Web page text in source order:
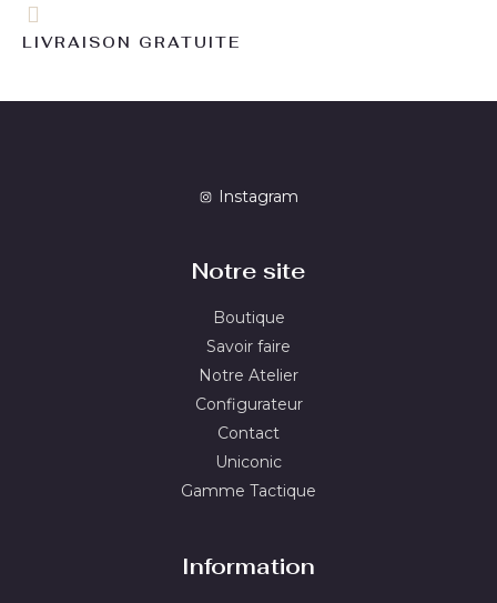
LIVRAISON GRATUITE
Instagram
Notre site
Boutique
Savoir faire
Notre Atelier
Configurateur
Contact
Uniconic
Gamme Tactique
Information